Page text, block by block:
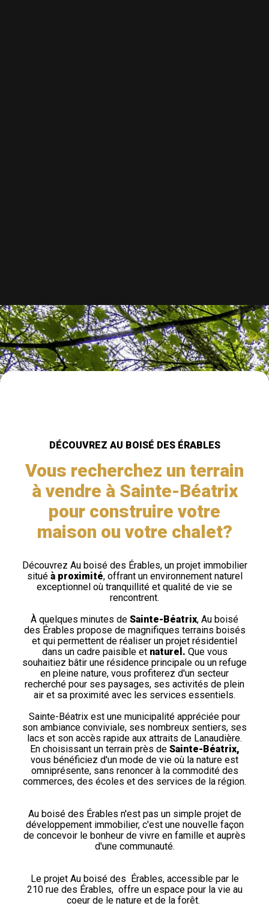
DÉCOUVREZ AU BOISÉ DES ÉRABLES
Vous recherchez un terrain
à vendre à Sainte-Béatrix
pour construire votre
maison ou votre chalet?
Découvrez Au boisé des Érables, un projet immobilier
situéà proximité, offrant un environnement naturel
exceptionnel où tranquillité et qualité de vie se
rencontrent.
À quelques minutes de Sainte-Béatrix, Au boisé
des Érables propose de magnifiques terrains boisés
et qui permettent de réaliser un projet résidentiel
dans un cadre paisible et naturel. Que vous
souhaitiez bâtir une résidence principale ou un refuge
en pleine nature, vous profiterez d'un secteur
recherché pour ses paysages, ses activités de plein
air et sa proximité avec les services essentiels.
Sainte-Béatrix est une municipalité appréciée pour
son ambiance conviviale, ses nombreux sentiers, ses
lacs et son accès rapide aux attraits de Lanaudière.
En choisissant un terrain près de Sainte-Béatrix,
vous bénéficiez d'un mode de vie où la nature est
omniprésente, sans renoncer à la commodité des
commerces, des écoles et des services de la région.
Au boisé des Érables n'est pas un simple projet de
développement immobilier, c'est une nouvelle façon
de concevoir le bonheur de vivre en famille et auprès
d'une communauté.
Le projet Au boisé des Érables, accessible par le
210 rue des Érables, offre un espace pour la vie au
coeur de le nature et de la forêt.